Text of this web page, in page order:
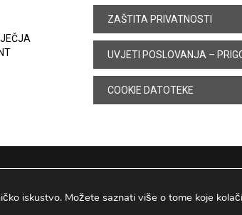
ZAŠTITA PRIVATNOSTI
UVJETI POSLOVANJA –
COOKIE DATOTEKE
iskustvo. Možete saznati više o tome koje